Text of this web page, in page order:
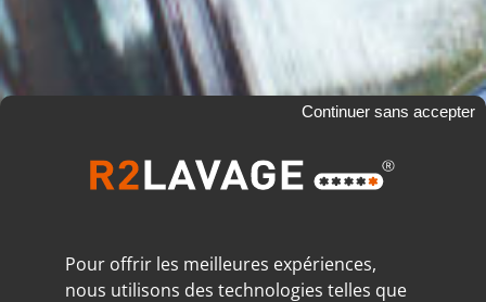
Pour offrir les meilleures expériences,
nous utilisons des technologies telles que
Continuer sans accepter